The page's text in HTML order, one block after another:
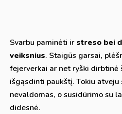
Svarbu paminėti ir streso bei
veiksnius. Staigūs garsai,
fejerverkai ar net ryški dirbtinė
išgąsdinti paukštį. Tokiu atveju
nevaldomas, o susidūrimo su
didesnė.